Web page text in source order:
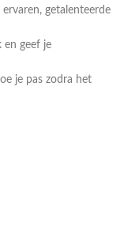
getalenteerde
en geef je
je pas zodra het